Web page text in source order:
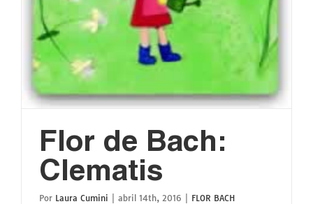
Flor de Bach:
Clematis
Por Laura Cumini abril 14th, 2016 FLOR BACH